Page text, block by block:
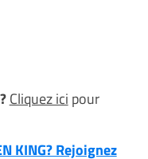
Cliquez ici pour
KING? Rejoignez